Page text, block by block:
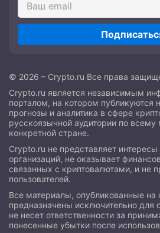
© 2026 – Crypto.ru Все права
Crypto.ru является независимым
порталом, на котором публикуются
прогнозы и аналитика в сфере
русскоязычной аудитории по всему
конкретной стране.
Crypto.ru не представляет
организаций, не оказывает
связанных с криптовалютами, и не
пользователей.
Все материалы, опубликованные на
предназначены исключительно для
не несет ответственности за
понесенные убытки после